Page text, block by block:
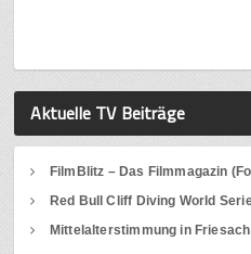
Aktuelle TV Beiträge
FilmBlitz – Das Filmmagazin
Red Bull Cliff Diving World
Mittelalterstimmung in Friesach